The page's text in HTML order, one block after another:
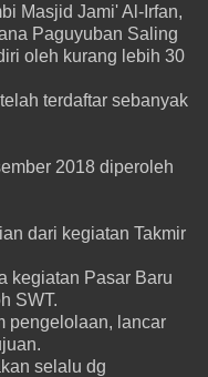
Masjid Jami' Al-Irfan,
Paguyuban Saling
oleh kurang lebih 30
terdaftar sebanyak
2018 diperoleh
dari kegiatan Takmir
kegiatan Pasar Baru
SWT.
pengelolaan, lancar
selalu dg